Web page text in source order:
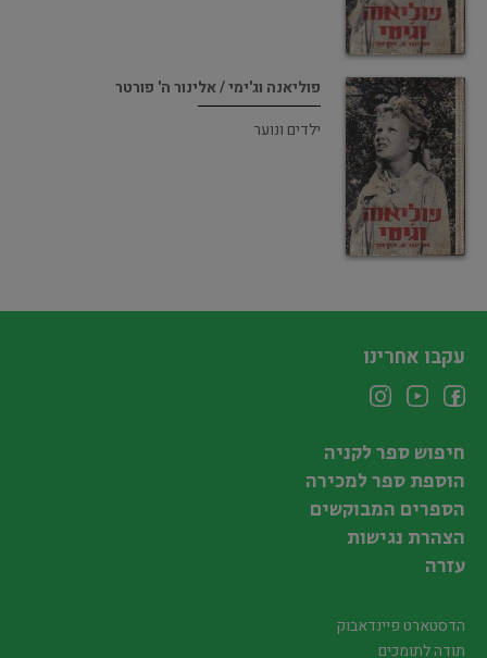
פוליאנה וג'ימי / אלינור ה' פורטר
ילדים ונוער
עקבו אחרינו
חיפוש ספר לקניה
הוספת ספר למכירה
הספרים המבוקשים
הצהרת נגישות
עזרה
הדסטארט פיינדאבוק
תודה לתומכים